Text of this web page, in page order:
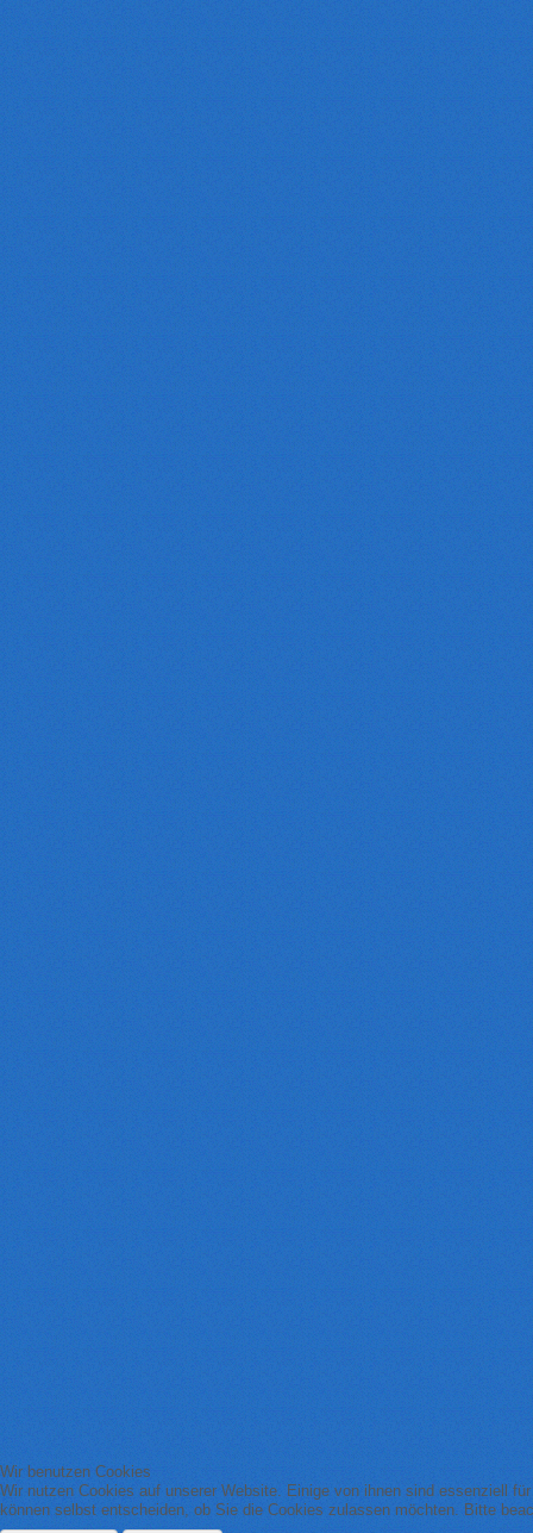
Wir benutzen Cookies
Wir nutzen Cookies auf unserer Website. Einige von ihnen sind essenziell
können selbst entscheiden, ob Sie die Cookies zulassen möchten. Bitte